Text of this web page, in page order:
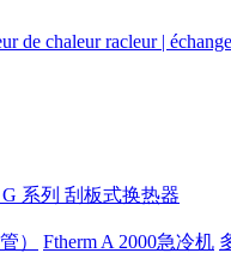
G 系列 刮板式换热器
） Ftherm A 2000急冷机